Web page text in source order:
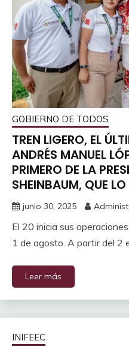
GOBIERNO DE TODOS
TREN LIGERO, EL
ANDRÉS MANUEL
PRIMERO DE LA
SHEINBAUM, QUE
junio 30, 2025
El 20 inicia sus
1 de agosto. A partir del 2
Leer más
INIFEEC